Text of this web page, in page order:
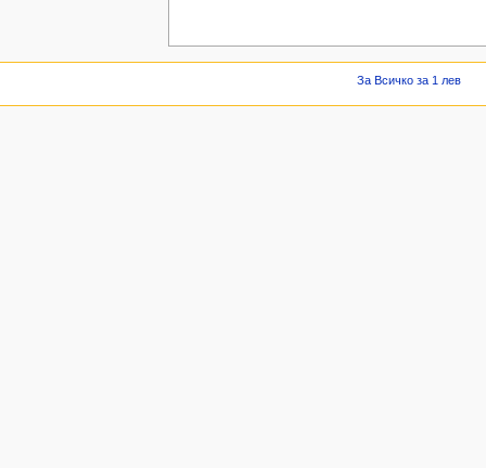
За Всичко за 1 лев